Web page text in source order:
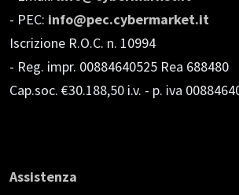
- PEC: info@pec.cybermarket.it
Iscrizione R.O.C. n. 10994
- Reg. impr. 00884640525 Rea 688480
Cap.soc. €30.188,50 i.v. - p. iva
Assistenza